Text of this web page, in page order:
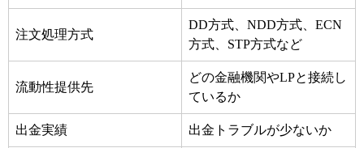
注文処理方式
DD方式、NDD方式、ECN
方式、STP方式など
流動性提供先
どの金融機関やLPと接続し
ているか
出金実績 出金トラブルが少ないか